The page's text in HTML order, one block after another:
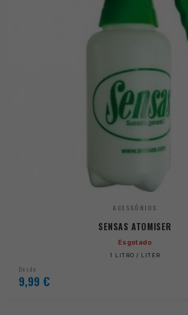
ACESSÓRIOS
SENSAS ATOMISER
Esgotado
1 LITRO / LITER
Desde
9,99 €